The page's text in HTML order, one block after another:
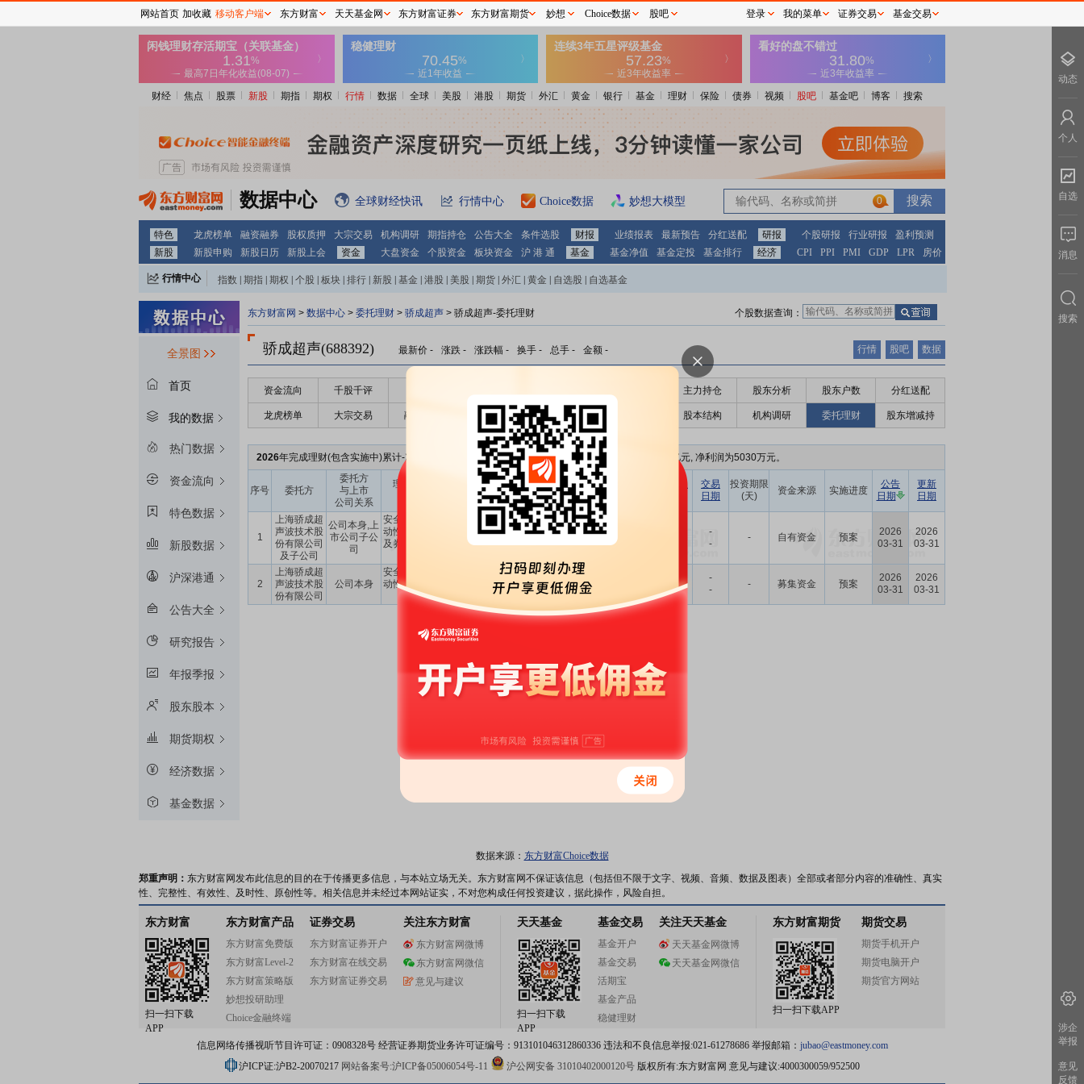
财经 焦点 股票 新股 期指 期权 行情 数据 全球 美股 港股 期货 外汇 黄金 银行 基金 理财 保险 债券 视频 股吧 基金吧 博客 搜索
数据中心 全球财经快讯 行情中心 Choice数据 妙想大模型 0
特色 龙虎榜单 融资融券 股权质押 大宗交易 机构调研 期指持仓 公告大全 条件选股 财报 业绩报表 最新预告 分红送配 研报 个股研报 行业研报
盈利预测
新股
新股申购 新股日历 新股上会 资金 大盘资金 个股资金 板块资金 沪 港 通 基金 基金净值 基金定投 基金排行 经济 CPI PPI PMI GDP LPR 房价
行情中心 指数 期指 期权 个股 板块 排行 新股 基金 港股 美股 期货 外汇 黄金 自选股 自选基金
全景图
首页
我的数据
热门数据
资金流向
特色数据
新股数据
沪深港通
公告大全
研究报告
年报季报
股东股本
期货期权
经济数据
基金数据
东方财富网 > 数据中心 > 委托理财 > 骄成超声 > 骄成超声-委托理财 个股数据查询：
骄成超声(688392) 最新价 - 涨跌 - 涨跌幅 - 换手 - 总手 - 金额 - 行情 股吧 数据
资金流向 千股千评 主力持仓 股东分析 股东户数 分红送配
龙虎榜单 大宗交易 融资融券 高管持股 股东大会 股本结构 机构调研 委托理财 股东增减持
2026年完成理财(包含实施中)累计-次, 累计理财金额-， 到期实现收益-, 最新财报的净资产为18.53亿元, 净利润为5030万元。
序号 委托方
委托方
与上市
公司关系
理财产品
认购金额
预计年化
收益率
(%)
理财产品
类型
协议签署方
到期收益
交易
日期
投资期限
(天)
资金来源 实施进度
公告
日期
更新
日期
1
上海骄成超
声波技术股
份有限公司
及子公司
公司本身,上
市公司子公
司
安全性高、流
动性好的银行
及券商理财产
8.00亿 -
-
-
- 自有资金 预案
2026
03-31
2026
03-31
2
上海骄成超
声波技术股
份有限公司
公司本身
安全性高、流
动性好的投资
产品
- -
-
-
- 募集资金 预案
2026
03-31
2026
03-31
数据来源： 东方财富Choice数据
郑重声明： 东方财富网发布此信息的目的在于传播更多信息，与本站立场无关。东方财富网不保证该信息（包括但不限于文字、视频、音频、数据及图表）全部或者部分内容的准确性、真实
性、完整性、有效性、及时性、原创性等。相关信息并未经过本网站证实，不对您构成任何投资建议，据此操作，风险自担。
东方财富
扫一扫下载
APP
东方财富产品
东方财富免费版
东方财富Level-2
东方财富策略版
妙想投研助理
Choice金融终端
证券交易
东方财富证券开户
东方财富在线交易
东方财富证券交易
关注东方财富
东方财富网微博
东方财富网微信
意见与建议
天天基金
扫一扫下载
APP
基金交易
基金开户
基金交易
活期宝
基金产品
稳健理财
关注天天基金
天天基金网微博
天天基金网微信
东方财富期货
扫一扫下载APP
期货交易
期货手机开户
期货电脑开户
期货官方网站
信息网络传播视听节目许可证：0908328号 经营证券期货业务许可证编号：913101046312860336 违法和不良信息举报:021-61278686 举报邮箱： jubao@eastmoney.com
沪ICP证:沪B2-20070217 网站备案号:沪ICP备05006054号-11 沪公网安备 31010402000120号版权所有:东方财富网 意见与建议:4000300059/952500
网站首页 加收藏 移动客户端 东方财富 天天基金网 东方财富证券 东方财富期货 妙想 Choice数据 股吧 登录 我的菜单 证券交易 基金交易
动态
个人
自选
消息
搜索
涉企
举报
意见
反馈